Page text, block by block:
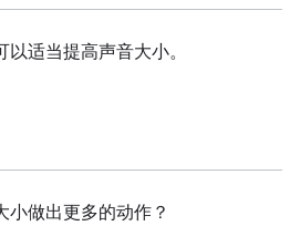
适当提高声音大小。
小做出更多的动作？